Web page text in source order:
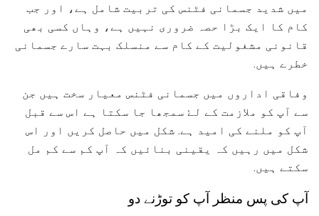
میں شدید جسمانی فٹنس کی تربیت شامل ہے، اور جب
کام کا ایک بڑا حصہ ضروری نہیں ہے، وہاں کسی بھی
قانونی مشغولیت کے کام سے منسلک بہت سارے جسمانی
خطرے ہیں.
وفاقی اداروں میں جسمانی فٹنس معیار سخت ہیں جن
سے آپ کو ملازمت کے لۓ سمجھا جا سکتا ہے اس سے قبل
آپ کو ملنے کی امید ہے. شکل میں حاصل کریں اور اس
شکل میں رہیں کہ یقینی بنائیں کہ آپ کم سے کم مل
سکتے ہیں.
آپ کی پس منظر آپ کو توڑنے دو